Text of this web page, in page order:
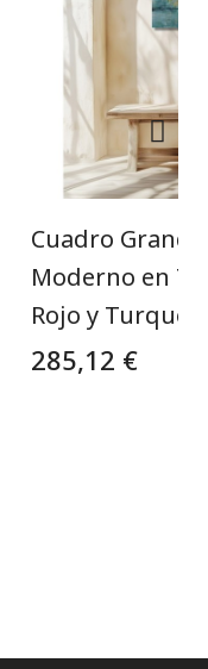
Cuadro
Moderno en
Rojo y
285,12 €